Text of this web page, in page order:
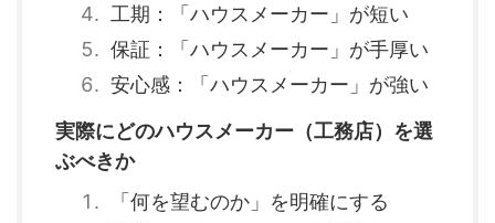
工期：「ハウスメーカー」が短い
保証：「ハウスメーカー」が手厚い
安心感：「ハウスメーカー」が強い
実際にどのハウスメーカー（工務店）を選
ぶべきか
「何を望むのか」を明確にする